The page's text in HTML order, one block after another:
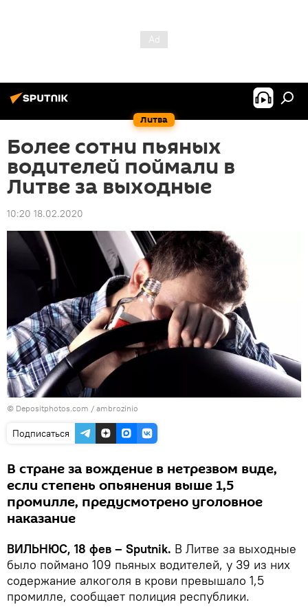
Литва
Более сотни пьяных
водителей поймали в
Литве за выходные
10:20 18.02.2020
© Depositphotos.com / ambrozinio
Подписаться
В стране за вождение в нетрезвом виде,
если степень опьянения выше 1,5
промилле, предусмотрено уголовное
наказание
ВИЛЬНЮС, 18 фев – Sputnik. В Литве за выходные
было поймано 109 пьяных водителей, у 39 из них
содержание алкоголя в крови превышало 1,5
промилле, сообщает полиция республики.